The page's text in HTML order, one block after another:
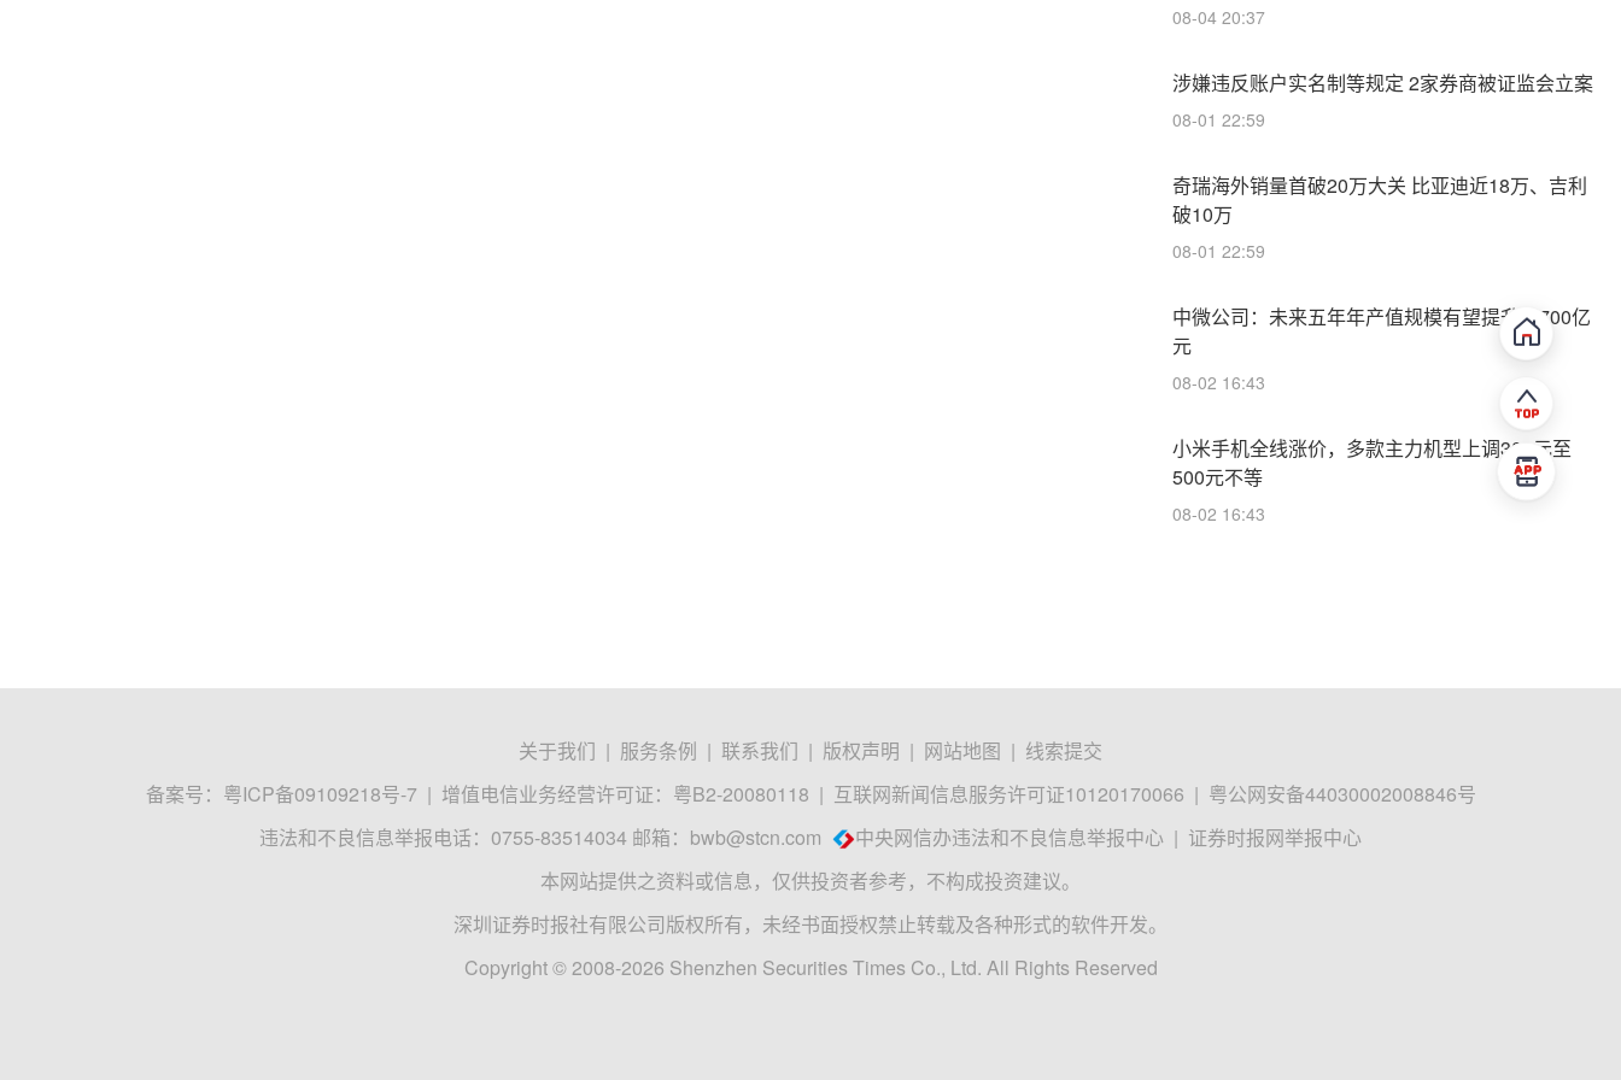
08-04 20:37
涉嫌违反账户实名制等规定 2家券商被证监会立案
08-01 22:59
奇瑞海外销量首破20万大关 比亚迪近18万、吉利
破10万
08-01 22:59
中微公司：未来五年年产值规模有望提升至700亿
元
08-02 16:43
小米手机全线涨价，多款主力机型上调300元至
500元不等
08-02 16:43
关于我们 | 服务条例 | 联系我们 | 版权声明 | 网站地图 | 线索提交
备案号： 粤ICP备09109218号-7 | 增值电信业务经营许可证：粤B2-20080118 | 互联网新闻信息服务许可证10120170066 | 粤公网安备44030002008846号
违法和不良信息举报电话：0755-83514034 邮箱： bwb@stcn.com 中央网信办违法和不良信息举报中心 | 证券时报网举报中心
本网站提供之资料或信息，仅供投资者参考，不构成投资建议。
深圳证券时报社有限公司版权所有，未经书面授权禁止转载及各种形式的软件开发。
Copyright © 2008-2026 Shenzhen Securities Times Co., Ltd. All Rights Reserved